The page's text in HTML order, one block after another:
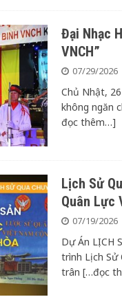
Đại Nhạc
VNCH”
07/29/2026
Chủ Nhật,
không ngăn
đọc thêm…]
Lịch Sử
Quân Lực
07/19/2026
Dự Án LỊCH
trình Lịch Sử
trân […đọc